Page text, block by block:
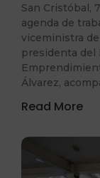
San Cristóbal,
agenda de
viceministra
presidenta del
Álvarez,
Read More